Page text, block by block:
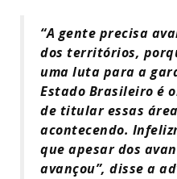
“A gente precisa
dos territórios,
uma luta para a
Estado Brasileiro é
de titular essas
acontecendo.
que apesar dos
avançou”, disse a